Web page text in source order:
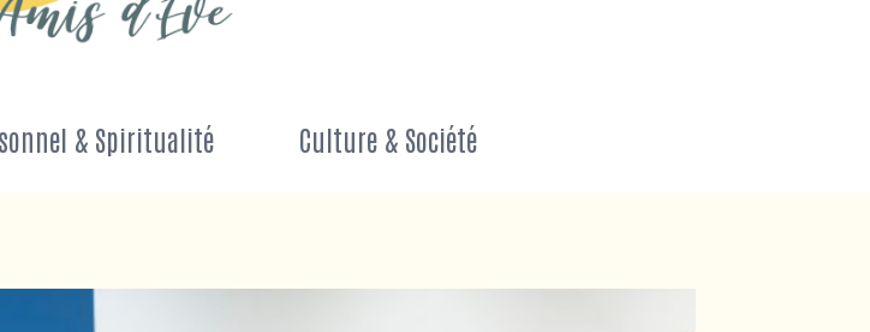
& Spiritualité Culture & Société